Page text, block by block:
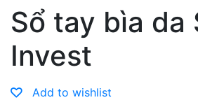
Sổ tay bìa da
Invest
Add to wishlist